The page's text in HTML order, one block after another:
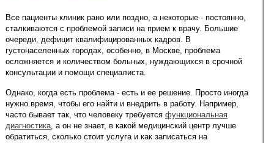
Все пациенты клиник рано или поздно, а некоторые - постоянно,
сталкиваются с проблемой записи на прием к врачу. Большие
очереди, дефицит квалифицированных кадров. В
густонаселенных городах, особенно, в Москве, проблема
осложняется и количеством больных, нуждающихся в срочной
консультации и помощи специалиста.
Однако, когда есть проблема - есть и ее решение. Просто иногда
нужно время, чтобы его найти и внедрить в работу. Например,
часто бывает так, что человеку требуется функциональная
диагностика, а он не знает, в какой медицинский центр лучше
обратиться, сколько стоит услуга и как записаться на